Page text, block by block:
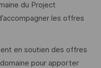
du Project
les offres
en soutien des offres
pour apporter